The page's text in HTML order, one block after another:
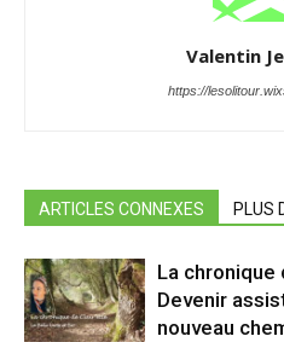
Valentin
https://
ARTICLES CONNEXES PLUS
La chronique
Devenir
nouveau